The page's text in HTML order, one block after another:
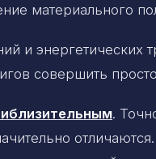
материального
и энергетических
совершить
.